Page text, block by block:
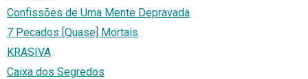
Confissões de Uma Mente Depravada
7 Pecados [Quase] Mortais
KRASIVA
Caixa dos Segredos